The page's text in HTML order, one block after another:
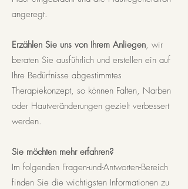
angeregt.
Erzählen Sie uns von Ihrem Anliegen, wir
beraten Sie ausführlich und erstellen ein auf
Ihre Bedürfnisse abgestimmtes
Therapiekonzept, so können Falten, Narben
oder Hautveränderungen gezielt verbessert
werden.
Sie möchten mehr erfahren?
Im folgenden Fragen-und-Antworten-Bereich
finden Sie die wichtigsten Informationen zu